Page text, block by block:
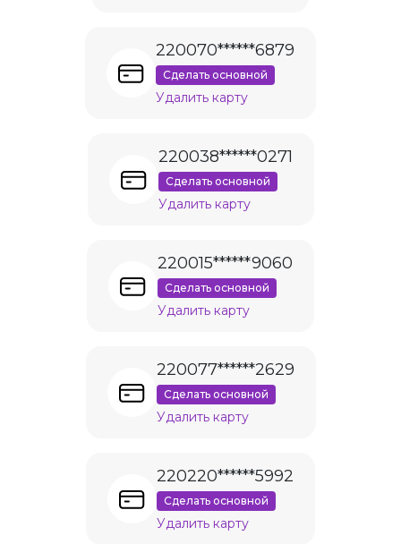
220070******6879
Сделать основной
Удалить карту
220038******0271
Сделать основной
Удалить карту
220015******9060
Сделать основной
Удалить карту
220077******2629
Сделать основной
Удалить карту
220220******5992
Сделать основной
Удалить карту